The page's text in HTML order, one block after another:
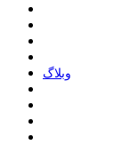
وبلاگ